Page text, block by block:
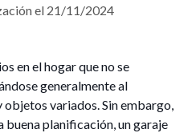
el 21/11/2024
en el hogar que no se
generalmente al
objetos variados. Sin embargo,
buena planificación, un garaje